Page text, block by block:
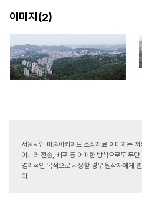
이미지(2)
서울시립 미술아카이브 소장자료 이미지는
아니라 전송, 배포 등 어떠한 방식으로도 무단
영리적인 목적으로 사용할 경우 원작자에게
다.